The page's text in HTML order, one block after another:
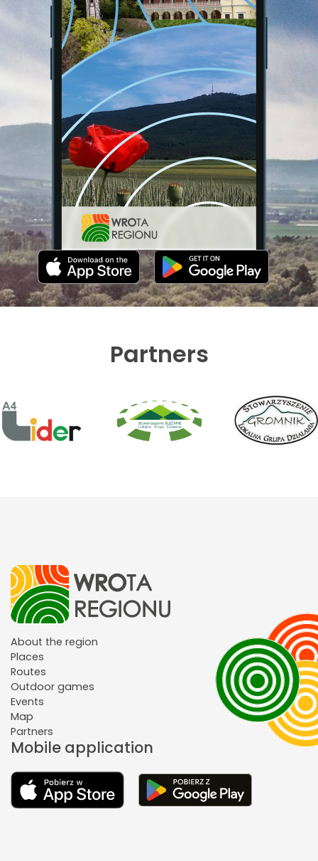
Partners
About the region
Places
Routes
Outdoor games
Events
Map
Partners
Mobile application